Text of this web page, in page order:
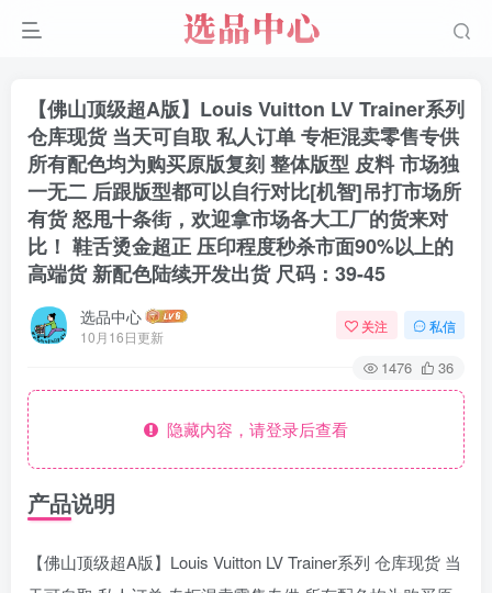
【佛山顶级超A版】Louis Vuitton LV Trainer系列
仓库现货 当天可自取 私人订单 专柜混卖零售专供
所有配色均为购买原版复刻 整体版型 皮料 市场独
一无二 后跟版型都可以自行对比[机智]吊打市场所
有货 怒甩十条街，欢迎拿市场各大工厂的货来对
比！ 鞋舌烫金超正 压印程度秒杀市面90%以上的
高端货 新配色陆续开发出货 尺码：39-45
选品中心
10月16日更新
关注 私信
1476 36
隐藏内容，请登录后查看
产品说明
【佛山顶级超A版】Louis Vuitton LV Trainer系列 仓库现货 当